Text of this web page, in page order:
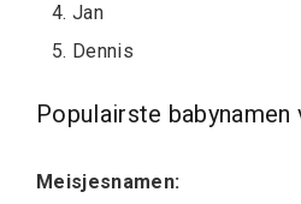
Jan
Dennis
Populairste babynamen
Meisjesnamen: